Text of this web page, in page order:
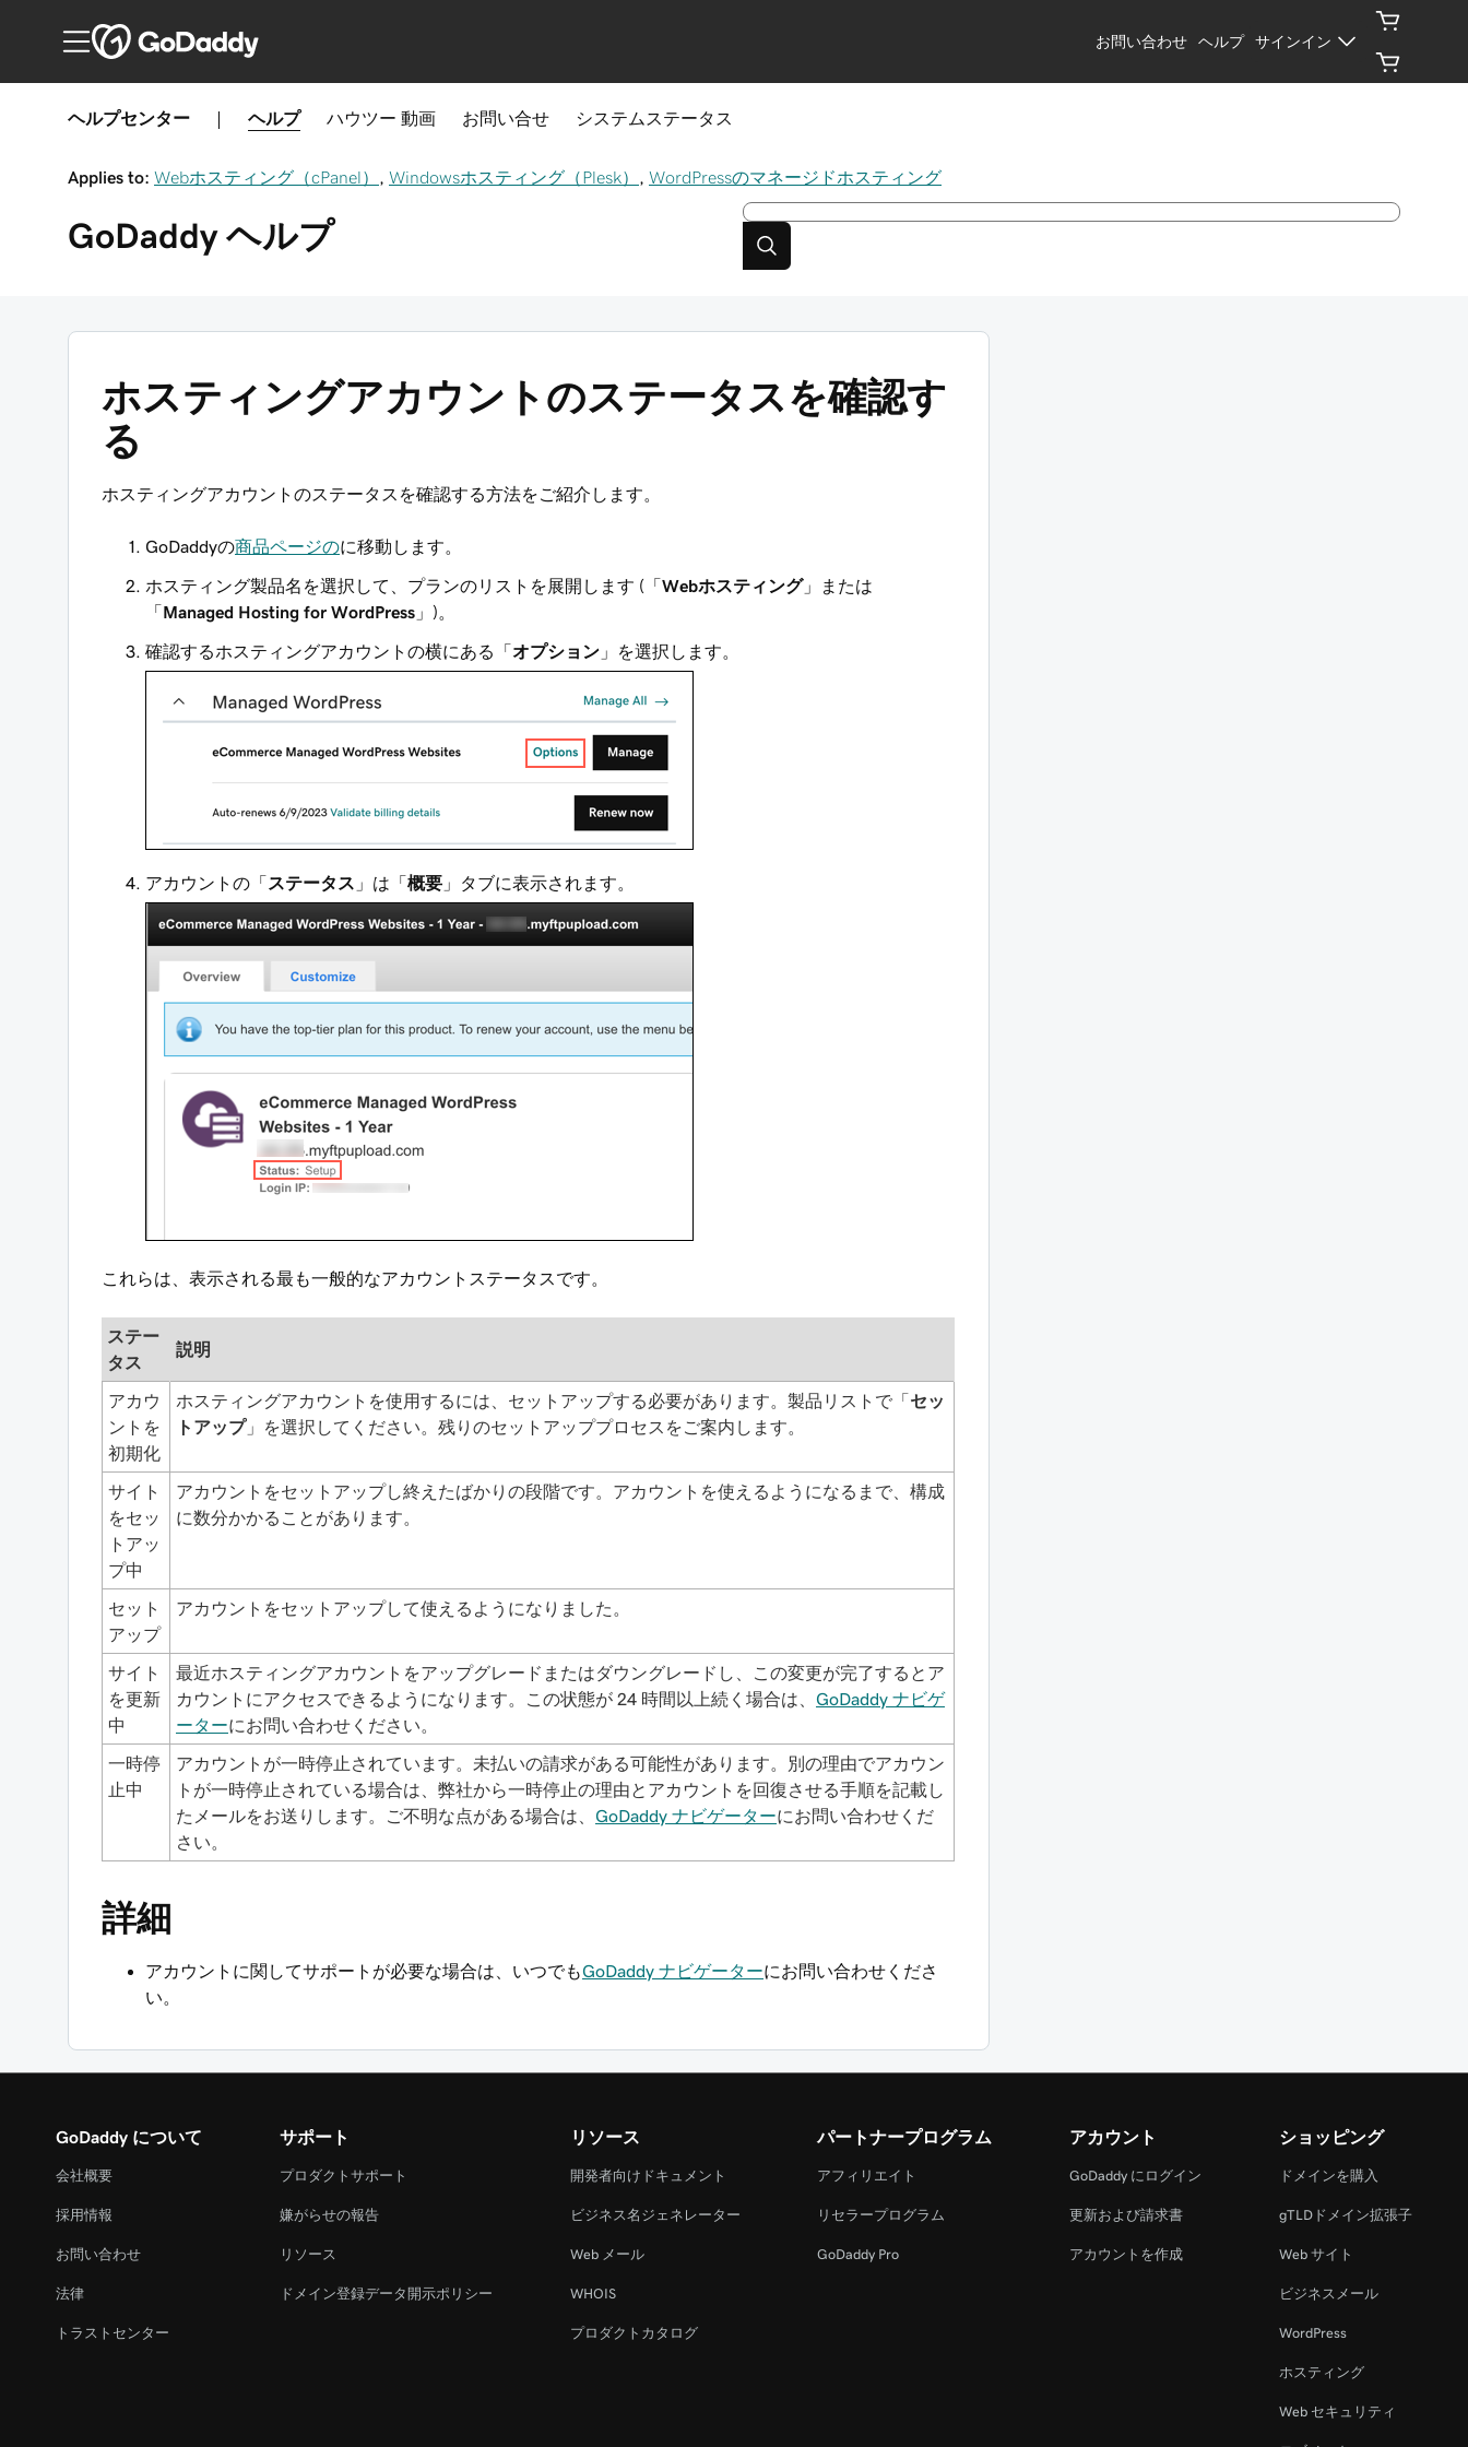
お問い合わせ ヘルプ サインイン
ヘルプセンター ヘルプ ハウツー 動画 お問い合せ システムステータス
Applies to: Webホスティング（cPanel） Windowsホスティング（Plesk） WordPressのマネージドホスティング
GoDaddy ヘルプ
ホスティングアカウントのステータスを確認す
る
ホスティングアカウントのステータスを確認する方法をご紹介します。
GoDaddyの商品ページのに移動します。
ホスティング製品名を選択して、プランのリストを展開します (「 Webホスティング」または
「 Managed Hosting for WordPress 」)。
確認するホスティングアカウントの横にある「 オプション 」を選択します。
アカウントの「 ステータス 」は「 概要 」タブに表示されます。
これらは、表示される最も一般的なアカウントステータスです。
ステー
タス
説明
アカウ
ントを
初期化
ホスティングアカウントを使用するには、セットアップする必要があります。製品リストで「 セッ
トアップ」を選択してください。残りのセットアッププロセスをご案内します。
サイト
をセッ
トアッ
プ中
アカウントをセットアップし終えたばかりの段階です。アカウントを使えるようになるまで、構成
に数分かかることがあります。
セット
アップ
アカウントをセットアップして使えるようになりました。
サイト
を更新
中
最近ホスティングアカウントをアップグレードまたはダウングレードし、この変更が完了するとア
カウントにアクセスできるようになります。この状態が 24 時間以上続く場合は、 GoDaddy ナビゲ
ーターにお問い合わせください。
一時停
止中
アカウントが一時停止されています。未払いの請求がある可能性があります。別の理由でアカウン
トが一時停止されている場合は、弊社から一時停止の理由とアカウントを回復させる手順を記載し
たメールをお送りします。ご不明な点がある場合は、 GoDaddy ナビゲーターにお問い合わせくだ
さい。
詳細
アカウントに関してサポートが必要な場合は、いつでもGoDaddy ナビゲーターにお問い合わせくださ
い。
GoDaddy について
会社概要
採用情報
お問い合わせ
法律
トラストセンター
サポート
プロダクトサポート
嫌がらせの報告
リソース
ドメイン登録データ開示ポリシー
リソース
開発者向けドキュメント
ビジネス名ジェネレーター
Web メール
WHOIS
プロダクトカタログ
パートナープログラム
アフィリエイト
リセラープログラム
GoDaddy Pro
アカウント
GoDaddy にログイン
更新および請求書
アカウントを作成
ショッピング
ドメインを購入
gTLDドメイン拡張子
Web サイト
ビジネスメール
WordPress
ホスティング
Web セキュリティ